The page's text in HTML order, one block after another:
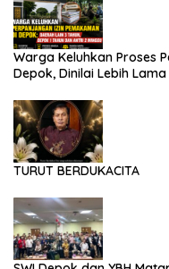
Warga Keluhkan Proses
Depok, Dinilai Lebih
TURUT BERDUKACITA